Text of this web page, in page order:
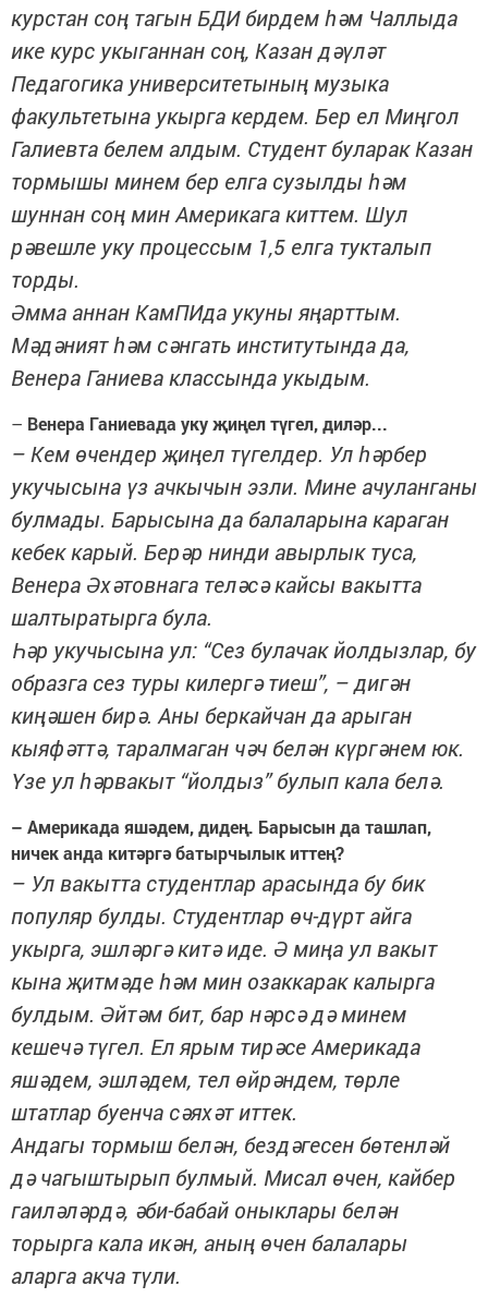
курстан соң тагын БДИ бирдем һәм Чаллыда
ике курс укыганнан соң, Казан дәүләт
Педагогика университетының музыка
факультетына укырга кердем. Бер ел Миңгол
Галиевта белем алдым. Студент буларак Казан
тормышы минем бер елга сузылды һәм
шуннан соң мин Америкага киттем. Шул
рәвешле уку процессым 1,5 елга тукталып
торды.
Әмма аннан КамПИда укуны яңарттым.
Мәдәният һәм сәнгать институтында да,
Венера Ганиева классында укыдым.
– Венера Ганиевада уку җиңел түгел, диләр...
– Кем өчендер җиңел түгелдер. Ул һәрбер
укучысына үз ачкычын эзли. Мине ачуланганы
булмады. Барысына да балаларына караган
кебек карый. Берәр нинди авырлык туса,
Венера Әхәтовнага теләсә кайсы вакытта
шалтыратырга була.
Һәр укучысына ул: “Сез булачак йолдызлар, бу
образга сез туры килергә тиеш”, – дигән
киңәшен бирә. Аны беркайчан да арыган
кыяфәттә, таралмаган чәч белән күргәнем юк.
Үзе ул һәрвакыт “йолдыз” булып кала белә.
– Америкада яшәдем, дидең. Барысын да ташлап,
ничек анда китәргә батырчылык иттең?
– Ул вакытта студентлар арасында бу бик
популяр булды. Студентлар өч-дүрт айга
укырга, эшләргә китә иде. Ә миңа ул вакыт
кына җитмәде һәм мин озаккарак калырга
булдым. Әйтәм бит, бар нәрсә дә минем
кешечә түгел. Ел ярым тирәсе Америкада
яшәдем, эшләдем, тел өйрәндем, төрле
штатлар буенча сәяхәт иттек.
Андагы тормыш белән, бездәгесен бөтенләй
дә чагыштырып булмый. Мисал өчен, кайбер
гаиләләрдә, әби-бабай оныклары белән
торырга кала икән, аның өчен балалары
аларга акча түли.